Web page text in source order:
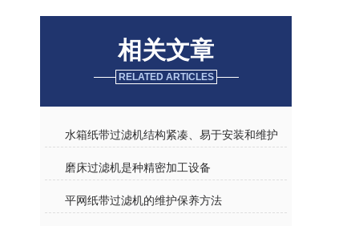
相关文章
RELATED ARTICLES
水箱纸带过滤机结构紧凑、易于安装和维护
磨床过滤机是种精密加工设备
平网纸带过滤机的维护保养方法